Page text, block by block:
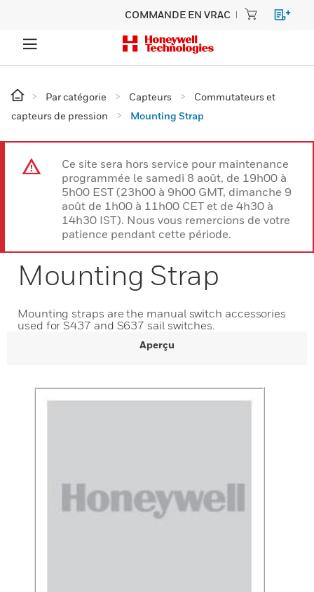
COMMANDE EN VRAC
Par catégorie Capteurs
Commutateurs et
capteurs de pression
Mounting Strap
Ce site sera hors service pour maintenance
programmée le samedi 8 août, de 19h00 à
5h00 EST (23h00 à 9h00 GMT, dimanche 9
août de 1h00 à 11h00 CET et de 4h30 à
14h30 IST). Nous vous remercions de votre
patience pendant cette période.
Mounting Strap
Mounting straps are the manual switch accessories
used for S437 and S637 sail switches.
Aperçu